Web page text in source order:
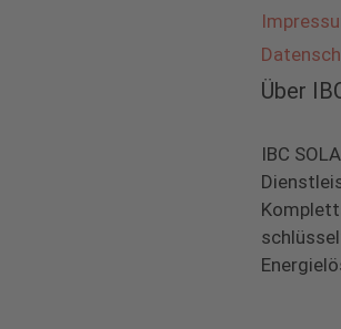
Über
IBC